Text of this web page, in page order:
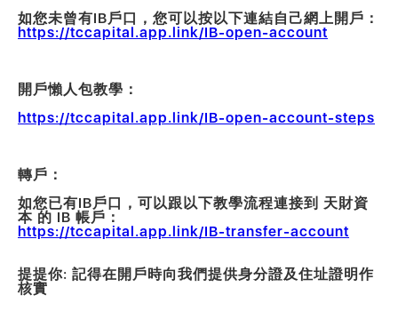
如您未曾有IB戶口，您可以按以下連結自己網上開戶：
‍https://tccapital.app.link/IB-open-account
‍開戶懶人包教學：
‍https://tccapital.app.link/IB-open-account-steps
‍轉戶：
如您已有IB戶口，可以跟以下教學流程連接到 天財資
本 的 IB 帳戶：
‍https://tccapital.app.link/IB-transfer-account
提提你: 記得在開戶時向我們提供身分證及住址證明作
核實